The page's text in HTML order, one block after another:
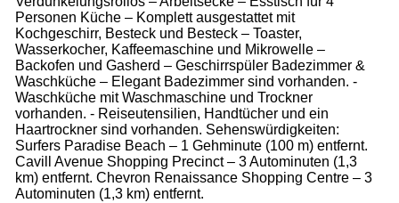
Personen Küche – Komplett ausgestattet mit
Kochgeschirr, Besteck und Besteck – Toaster,
Wasserkocher, Kaffeemaschine und Mikrowelle –
Backofen und Gasherd – Geschirrspüler Badezimmer &
Waschküche – Elegant Badezimmer sind vorhanden. -
Waschküche mit Waschmaschine und Trockner
vorhanden. - Reiseutensilien, Handtücher und ein
Haartrockner sind vorhanden. Sehenswürdigkeiten:
Surfers Paradise Beach – 1 Gehminute (100 m) entfernt.
Cavill Avenue Shopping Precinct – 3 Autominuten (1,3
km) entfernt. Chevron Renaissance Shopping Centre – 3
Autominuten (1,3 km) entfernt.